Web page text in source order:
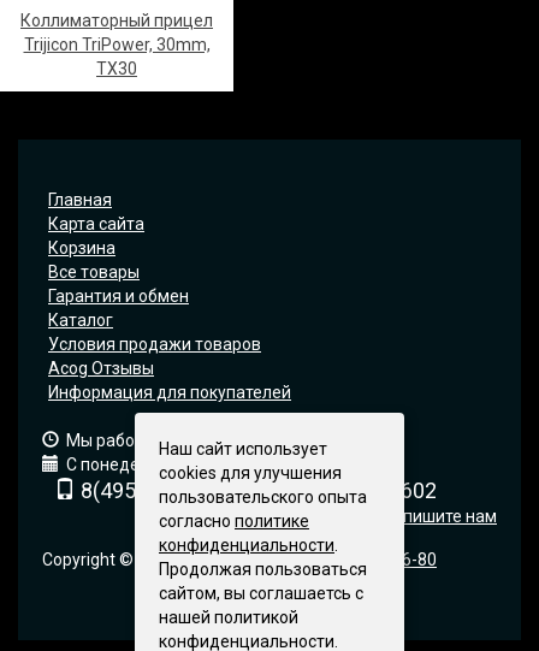
Коллиматорный прицел
Trijicon TriPower, 30mm,
TX30
Главная
Карта сайта
Корзина
Все товары
Гарантия и обмен
Каталог
Условия продажи товаров
Acog Отзывы
Информация для покупателей
Мы работаем: 9:00 — 19:00 (МСК)
С понедельника по пятницу
8(495) 740-6680 8(903) 540-0602
Напишите нам
Copyright © 2005-2019 | Москва |+7 495 740-66-80
Наш сайт использует
cookies для улучшения
пользовательского опыта
согласно политике
конфиденциальности
Продолжая пользоваться
сайтом, вы соглашаетсь с
нашей политикой
конфиденциальности.